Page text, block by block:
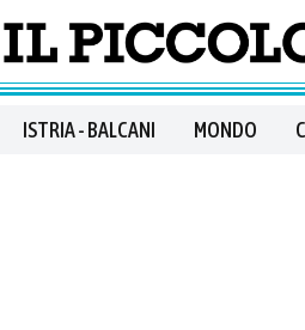
ISTRIA - BALCANI MONDO